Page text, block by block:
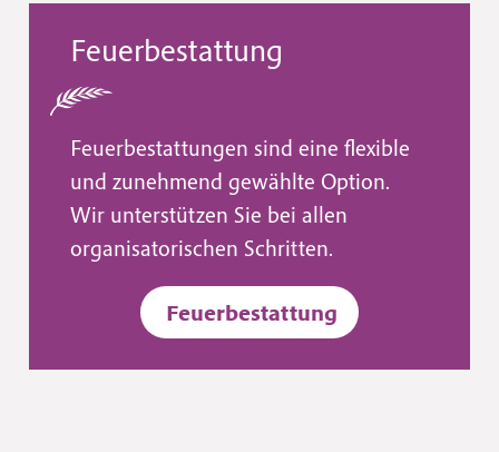
Feuerbestattung
Feuerbestattungen sind eine flexible
und zunehmend gewählte Option.
Wir unterstützen Sie bei allen
organisatorischen Schritten.
Feuerbestattung